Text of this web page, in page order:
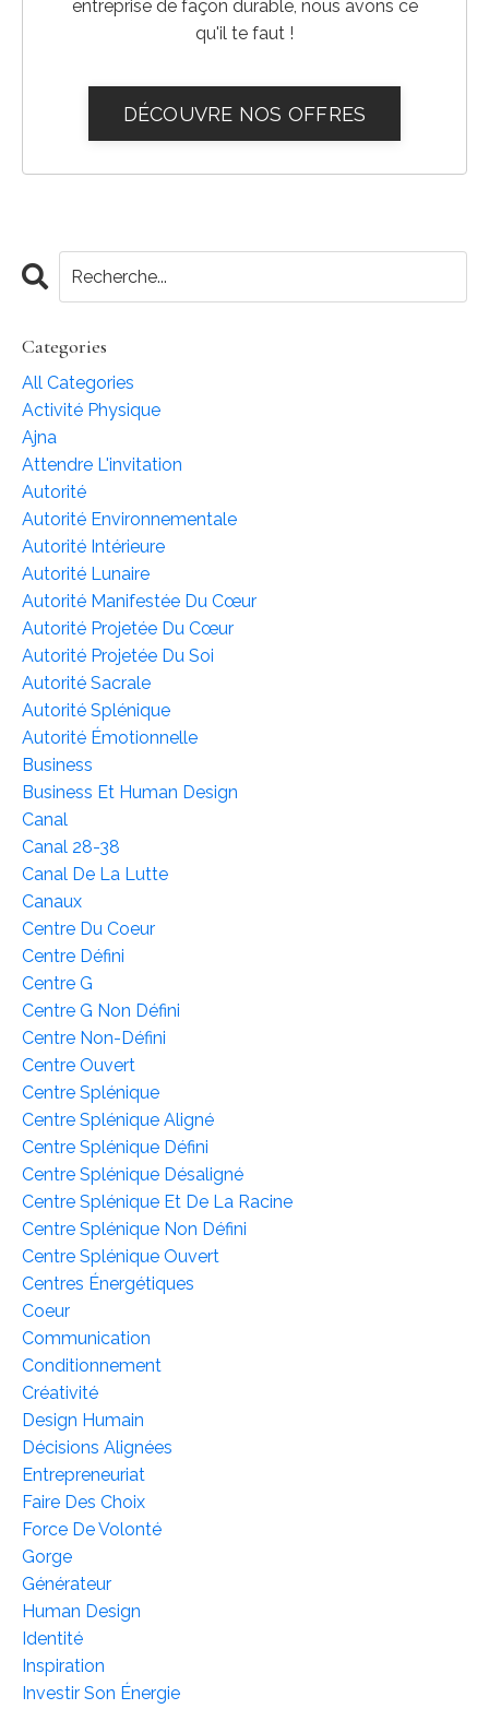
entreprise de façon durable, nous avons ce
qu'il te faut !
DÉCOUVRE NOS OFFRES
Categories
All Categories
Activité Physique
Ajna
Attendre L'invitation
Autorité
Autorité Environnementale
Autorité Intérieure
Autorité Lunaire
Autorité Manifestée Du Cœur
Autorité Projetée Du Cœur
Autorité Projetée Du Soi
Autorité Sacrale
Autorité Splénique
Autorité Émotionnelle
Business
Business Et Human Design
Canal
Canal 28-38
Canal De La Lutte
Canaux
Centre Du Coeur
Centre Défini
Centre G
Centre G Non Défini
Centre Non-Défini
Centre Ouvert
Centre Splénique
Centre Splénique Aligné
Centre Splénique Défini
Centre Splénique Désaligné
Centre Splénique Et De La Racine
Centre Splénique Non Défini
Centre Splénique Ouvert
Centres Énergétiques
Coeur
Communication
Conditionnement
Créativité
Design Humain
Décisions Alignées
Entrepreneuriat
Faire Des Choix
Force De Volonté
Gorge
Générateur
Human Design
Identité
Inspiration
Investir Son Énergie